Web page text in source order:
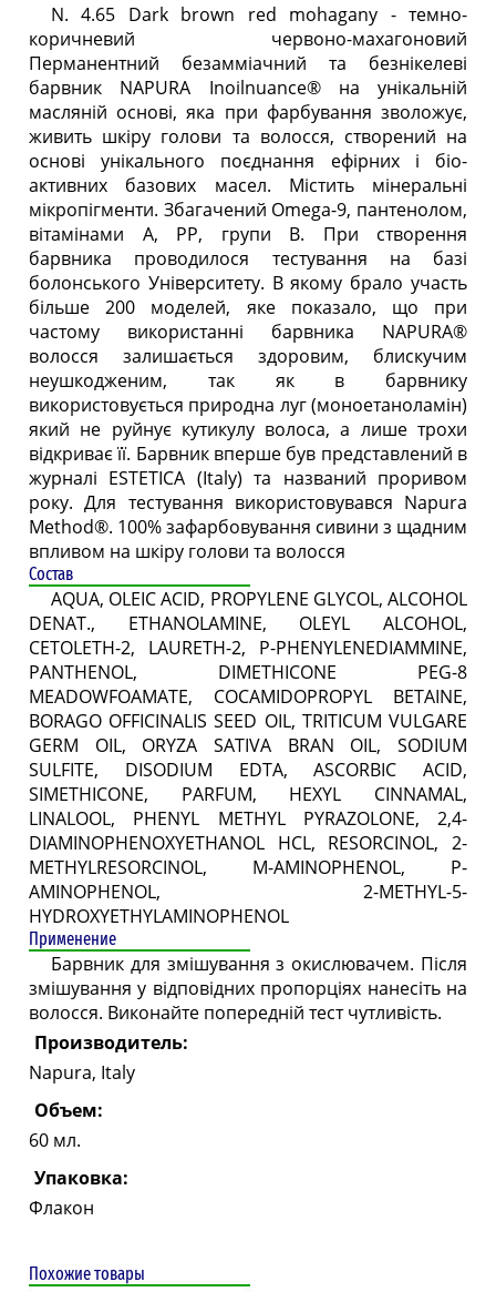
N. 4.65 Dark brown red mohagany - темно-
коричневий червоно-махагоновий
Перманентний безамміачний та безнікелеві
барвник NAPURA Inoilnuance® на унікальній
масляній основі, яка при фарбування зволожує,
живить шкіру голови та волосся, створений на
основі унікального поєднання ефірних і біо-
активних базових масел. Містить мінеральні
мікропігменти. Збагачений Omega-9, пантенолом,
вітамінами А, РР, групи B. При створення
барвника проводилося тестування на базі
болонського Університету. В якому брало участь
більше 200 моделей, яке показало, що при
частому використанні барвника NAPURA®
волосся залишається здоровим, блискучим
неушкодженим, так як в барвнику
використовується природна луг (моноетаноламін)
який не руйнує кутикулу волоса, а лише трохи
відкриває її. Барвник вперше був представлений в
журналі ESTETICA (Italy) та названий проривом
року. Для тестування використовувався Napura
Method®. 100% зафарбовування сивини з щадним
впливом на шкіру голови та волосся
Состав
AQUA, OLEIC ACID, PROPYLENE GLYCOL, ALCOHOL
DENAT., ETHANOLAMINE, OLEYL ALCOHOL,
CETOLETH-2, LAURETH-2, P-PHENYLENEDIAMMINE,
PANTHENOL, DIMETHICONE PEG-8
MEADOWFOAMATE, COCAMIDOPROPYL BETAINE,
BORAGO OFFICINALIS SEED OIL, TRITICUM VULGARE
GERM OIL, ORYZA SATIVA BRAN OIL, SODIUM
SULFITE, DISODIUM EDTA, ASCORBIC ACID,
SIMETHICONE, PARFUM, HEXYL CINNAMAL,
LINALOOL, PHENYL METHYL PYRAZOLONE, 2,4-
DIAMINOPHENOXYETHANOL HCL, RESORCINOL, 2-
METHYLRESORCINOL, M-AMINOPHENOL, P-
AMINOPHENOL, 2-METHYL-5-
HYDROXYETHYLAMINOPHENOL
Применение
Барвник для змішування з окислювачем. Після
змішування у відповідних пропорціях нанесіть на
волосся. Виконайте попередній тест чутливість.
Производитель:
Napura, Italy
Объем:
60 мл.
Упаковка:
Флакон
Похожие товары